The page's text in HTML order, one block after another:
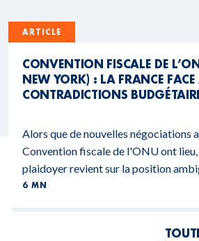
ARTICLE
CONVENTION FISCALE DE
NEW YORK) : LA FRANCE FACE
CONTRADICTIONS
Alors que de nouvelles négociations
Convention fiscale de l'ONU ont
plaidoyer revient sur la position
6 MN